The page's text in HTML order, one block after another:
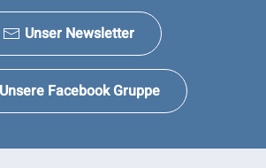
Unser Newsletter
Unsere Facebook Gruppe